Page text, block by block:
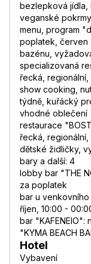
bezlepková jídla,
veganské
menu, program
poplatek, červen
bazénu,
specializovaná
řecká, regionální,
show cooking,
týdně, kuřácký
vhodné oblečení
restaurace
řecká, regionální,
dětské židličky,
bary a další: 4
lobby bar "THE
za poplatek
bar u venkovního
říjen, 10:00 -
bar
"KYMA BEACH
Hotel
Vybavení